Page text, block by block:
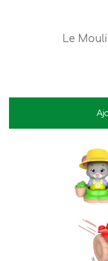
Le